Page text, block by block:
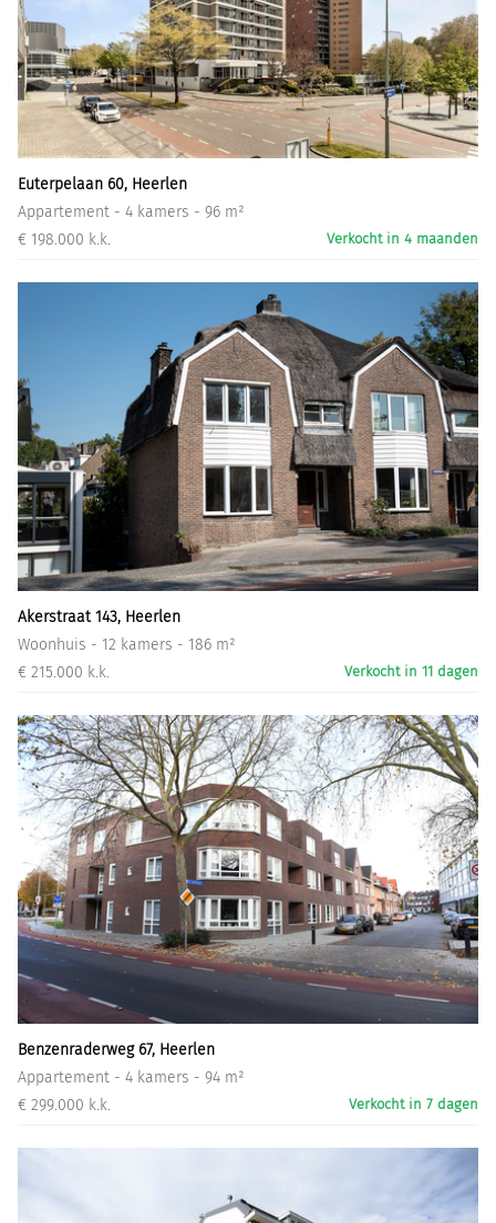
Euterpelaan 60, Heerlen
Appartement - 4 kamers - 96 m²
€ 198.000 k.k.
Verkocht in 4 maanden
Akerstraat 143, Heerlen
Woonhuis - 12 kamers - 186 m²
€ 215.000 k.k.
Verkocht in 11 dagen
Benzenraderweg 67, Heerlen
Appartement - 4 kamers - 94 m²
€ 299.000 k.k.
Verkocht in 7 dagen